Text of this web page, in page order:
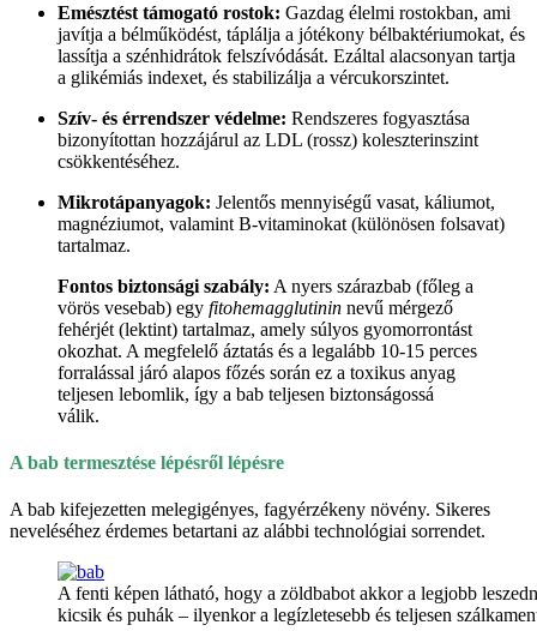
Emésztést támogató rostok: Gazdag élelmi rostokban, ami
javítja a bélműködést, táplálja a jótékony bélbaktériumokat, és
lassítja a szénhidrátok felszívódását. Ezáltal alacsonyan tartja
a glikémiás indexet, és stabilizálja a vércukorszintet.
Szív- és érrendszer védelme: Rendszeres fogyasztása
bizonyítottan hozzájárul az LDL (rossz) koleszterinszint
csökkentéséhez.
Mikrotápanyagok: Jelentős mennyiségű vasat, káliumot,
magnéziumot, valamint B-vitaminokat (különösen folsavat)
tartalmaz.
Fontos biztonsági szabály: A nyers szárazbab (főleg a
vörös vesebab) egy fitohemagglutinin nevű mérgező
fehérjét (lektint) tartalmaz, amely súlyos gyomorrontást
okozhat. A megfelelő áztatás és a legalább 10-15 perces
forralással járó alapos főzés során ez a toxikus anyag
teljesen lebomlik, így a bab teljesen biztonságossá
válik.
A bab termesztése lépésről lépésre
A bab kifejezetten melegigényes, fagyérzékeny növény. Sikeres
neveléséhez érdemes betartani az alábbi technológiai sorrendet.
A fenti képen látható, hogy a zöldbabot akkor a legjobb
kicsik és puhák – ilyenkor a legízletesebb és teljesen